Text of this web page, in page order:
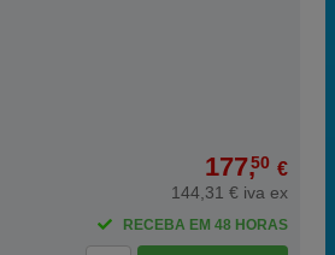
177,50 €
144,31 € iva ex
RECEBA EM 48 HORAS